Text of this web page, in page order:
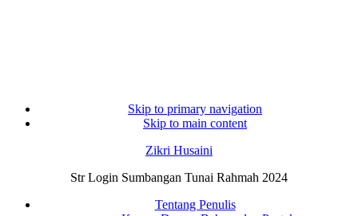
Skip to primary navigation
Skip to main content
Zikri Husaini
Str Login Sumbangan Tunai Rahmah 2024
Tentang Penulis